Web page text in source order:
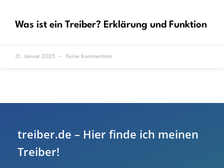
Was ist ein Treiber? Erklärung und Funktion
31. Januar 2025 Keine Kommentare
treiber.de – Hier finde ich meinen
Treiber!